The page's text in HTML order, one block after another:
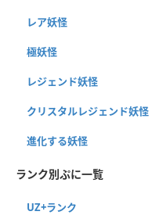
レア妖怪
極妖怪
レジェンド妖怪
クリスタルレジェンド妖怪
進化する妖怪
ランク別ぷに一覧
UZ+ランク